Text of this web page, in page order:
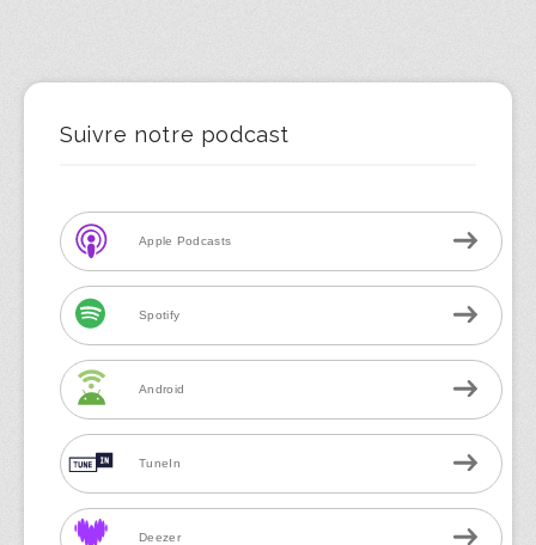
Suivre notre podcast
Apple Podcasts
Spotify
Android
TuneIn
Deezer